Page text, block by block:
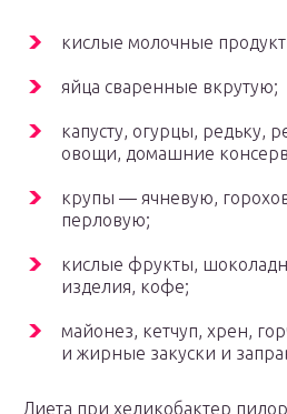
кислые молочные
яйца сваренные вкрутую;
капусту, огурцы, редьку,
овощи, домашние
крупы — ячневую,
перловую;
кислые фрукты,
изделия, кофе;
майонез, кетчуп, хрен,
и жирные закуски и
Диета при хеликобактер